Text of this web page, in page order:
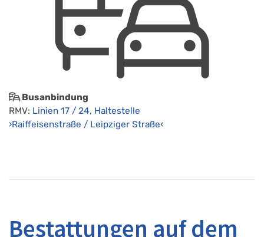
Busanbindung
RMV: Linien 17 / 24, Haltestelle
›Raiffeisenstraße / Leipziger Straße‹
Bestattungen auf dem